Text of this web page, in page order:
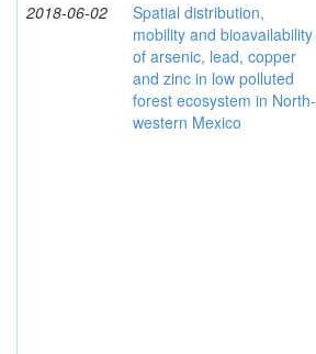
2018-06-02
Spatial distribution,
mobility and bioavailability
of arsenic, lead, copper
and zinc in low polluted
forest ecosystem in North-
western Mexico